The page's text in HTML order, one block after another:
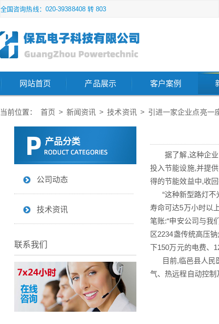
全国咨询热线：020-39388408 转 803
网站首页 产品展示 客户案例
当前位置： 首页 > 新闻资讯 > 技术资讯 > 引进一家企业点亮一
据了解,这种企业
投入节能设施,并提
得的节能效益中,收
“这种新型路灯不
寿命可达5万小时以
笔账:“申安公司与我
区2234盏传统高压
下150万元的电费、
目前,临邑县人民
气、热远程自动控
产品分类
公司动态
技术资讯
联系我们